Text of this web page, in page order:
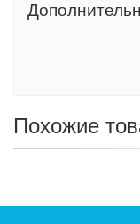
Похожие